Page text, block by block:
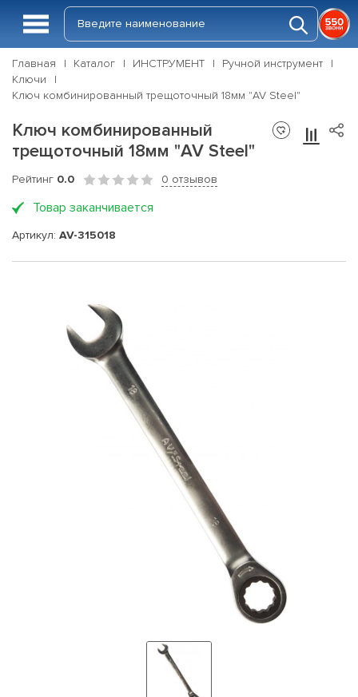
Главная Каталог ИНСТРУМЕНТ
Ручной инструмент
Ключи
Ключ комбинированный трещоточный 18мм "AV Steel"
Ключ комбинированный
трещоточный 18мм "AV Steel"
Рейтинг 0.0 0 отзывов
Товар заканчивается
Артикул: AV-315018